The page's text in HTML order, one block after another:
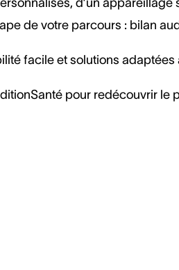
de votre parcours : bilan
facile et solutions adaptées
pour redécouvrir le